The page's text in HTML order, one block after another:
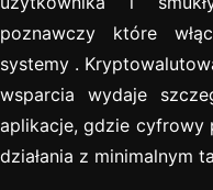
poznawczy które
systemy .
wsparcia wydaje
aplikacje, gdzie cyfrowy
działania z minimalnym